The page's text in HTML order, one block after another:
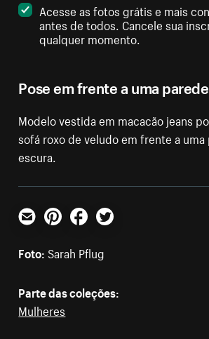
Pose em frente a uma
Modelo vestida em macacão jeans
sofá roxo de veludo em frente a uma
escura.
Acesse as fotos grátis e mais
antes de todos. Cancele sua
qualquer momento.
E-mailPinterestFacebookTwitter
Foto: Sarah Pflug
Parte das coleções:
Mulheres